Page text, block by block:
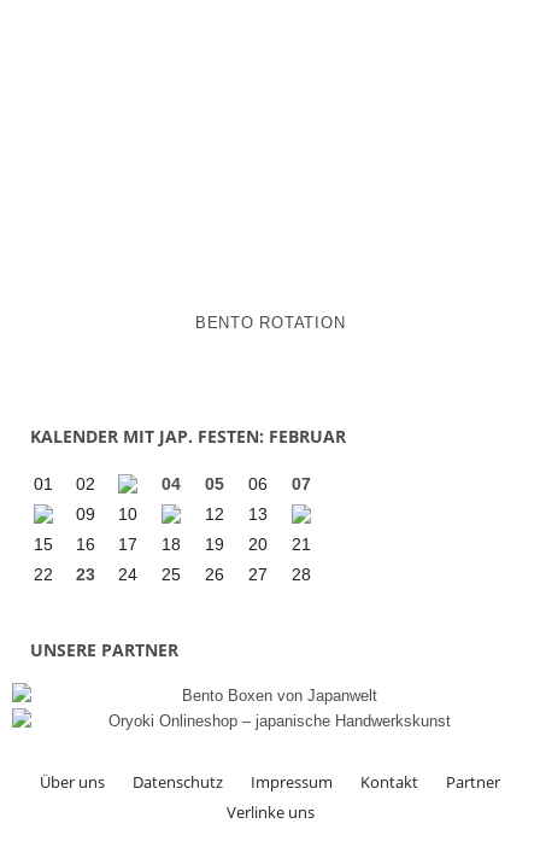
BENTO ROTATION
KALENDER MIT JAP. FESTEN: FEBRUAR
01 02 04 05 06
07
09
10 12
13
15
16 17 18 19 20
21
22
23 24 25 26 27 28
UNSERE PARTNER
Über uns Datenschutz Impressum Kontakt
Partner
Verlinke uns